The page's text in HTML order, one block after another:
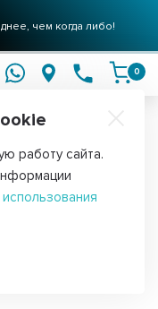
чем когда либо!
0
Для пылесосов
пылесосов
3
работу сайта.